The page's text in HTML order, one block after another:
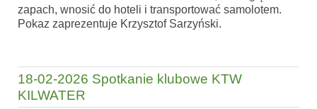
zapach, wnosić do hoteli i transportować samolotem.
Pokaz zaprezentuje Krzysztof Sarzyński.
18-02-2026 Spotkanie klubowe KTW
KILWATER